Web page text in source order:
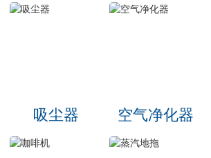
吸尘器 空气净化器